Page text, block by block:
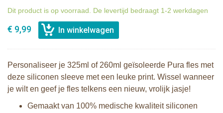
Dit product is op voorraad. De levertijd bedraagt 1-2 werkdagen
€ 9,99
Personaliseer je 325ml of 260ml geïsoleerde Pura fles met
deze siliconen sleeve met een leuke print. Wissel wanneer
je wilt en geef je fles telkens een nieuw, vrolijk jasje!
Gemaakt van 100% medische kwaliteit siliconen